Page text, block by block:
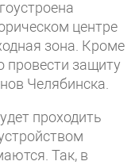
центре
зона. Кроме
провести защиту
Челябинска.
проходить
Так, в